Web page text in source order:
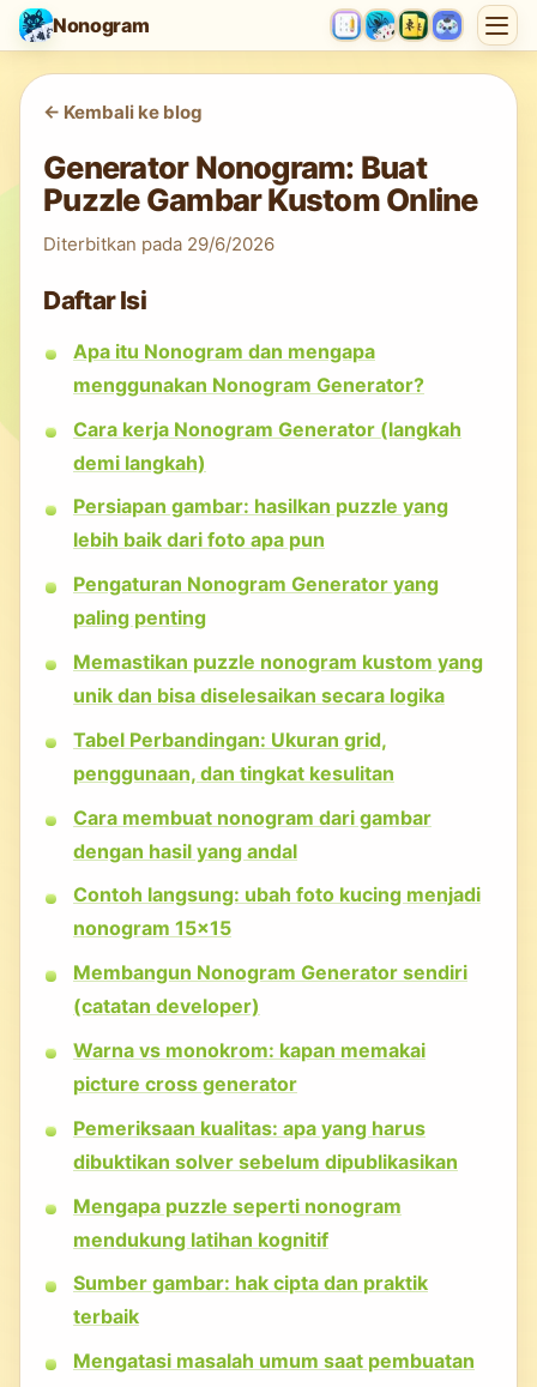
Nonogram
<- Kembali ke blog
Generator Nonogram: Buat
Puzzle Gambar Kustom Online
Diterbitkan pada 29/6/2026
Daftar Isi
Apa itu Nonogram dan mengapa
menggunakan Nonogram Generator?
Cara kerja Nonogram Generator (langkah
demi langkah)
Persiapan gambar: hasilkan puzzle yang
lebih baik dari foto apa pun
Pengaturan Nonogram Generator yang
paling penting
Memastikan puzzle nonogram kustom yang
unik dan bisa diselesaikan secara logika
Tabel Perbandingan: Ukuran grid,
penggunaan, dan tingkat kesulitan
Cara membuat nonogram dari gambar
dengan hasil yang andal
Contoh langsung: ubah foto kucing menjadi
nonogram 15×15
Membangun Nonogram Generator sendiri
(catatan developer)
Warna vs monokrom: kapan memakai
picture cross generator
Pemeriksaan kualitas: apa yang harus
dibuktikan solver sebelum dipublikasikan
Mengapa puzzle seperti nonogram
mendukung latihan kognitif
Sumber gambar: hak cipta dan praktik
terbaik
Mengatasi masalah umum saat pembuatan